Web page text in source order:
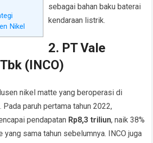
Nikel
sebagai bahan baku baterai
kendaraan listrik.
2. PT Vale
(INCO)
nikel matte yang beroperasi di
Pada paruh pertama tahun 2022,
pendapatan Rp8,3 triliun, naik 38%
yang sama tahun sebelumnya. INCO juga